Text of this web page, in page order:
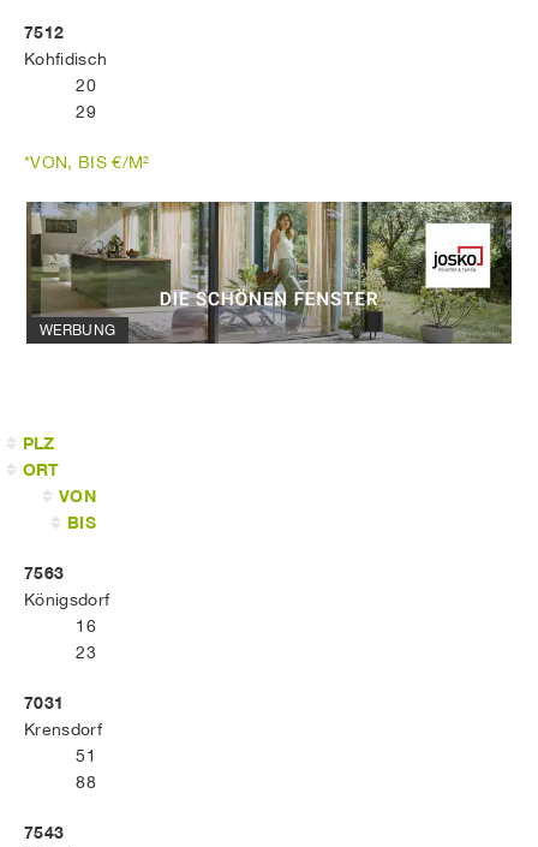
7512
Kohfidisch
20
29
*VON, BIS €/M²
WERBUNG
PLZ
ORT
VON
BIS
7563
Königsdorf
16
23
7031
Krensdorf
51
88
7543